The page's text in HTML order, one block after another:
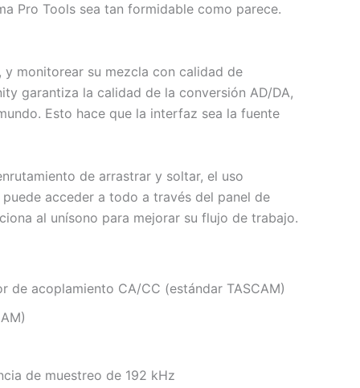
Pro Tools sea tan formidable como parece.
monitorear su mezcla con calidad de
garantiza la calidad de la conversión AD/DA,
Esto hace que la interfaz sea la fuente
de arrastrar y soltar, el uso
acceder a todo a través del panel de
al unísono para mejorar su flujo de trabajo.
acoplamiento CA/CC (estándar TASCAM)
de muestreo de 192 kHz